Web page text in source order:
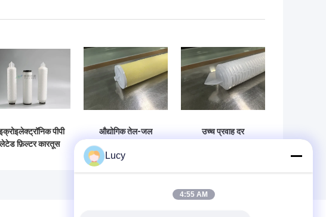
पीपी
फ़िल्टर कारतूस
औद्योगिक तेल-जल
पृथक्करण के लिए उच्च
दक्षता वाला तेल हटाने
वाला फ़िल्टर कार्ट्रिज
उच्च प्रवाह दर
प्लीटेड फ़िल्टर कार्ट्रिज
Lucy
4:55 AM